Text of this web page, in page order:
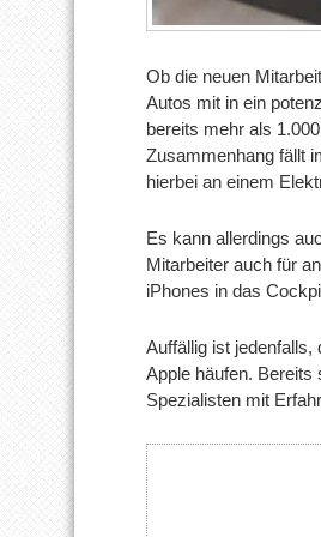
Ob die neuen
Autos mit in ein
bereits mehr als
Zusammenhang fällt
hierbei an einem
Es kann allerdings
Mitarbeiter auch für
iPhones in das
Auffällig ist
Apple häufen. Bereits
Spezialisten mit